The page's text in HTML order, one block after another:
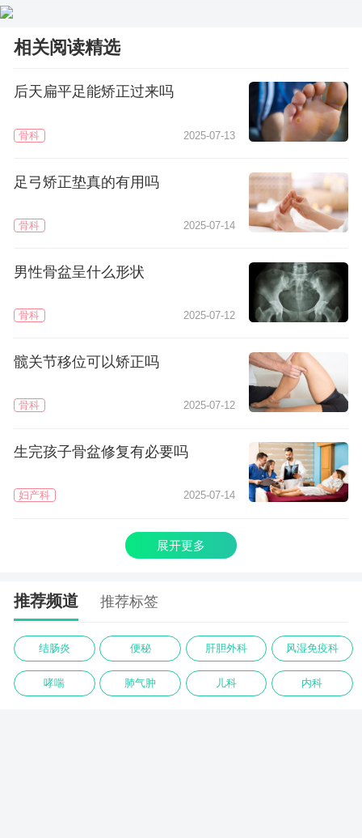
相关阅读精选
后天扁平足能矫正过来吗
骨科 2025-07-13
足弓矫正垫真的有用吗
骨科 2025-07-14
男性骨盆呈什么形状
骨科 2025-07-12
髋关节移位可以矫正吗
骨科 2025-07-12
生完孩子骨盆修复有必要吗
妇产科 2025-07-14
展开更多
推荐频道 推荐标签
结肠炎 便秘 肝胆外科 风湿免疫科
哮喘 肺气肿 儿科 内科